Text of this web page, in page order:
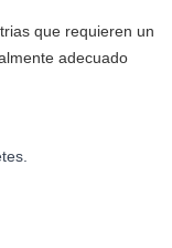
que requieren un
adecuado